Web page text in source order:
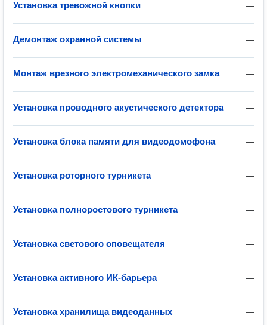
—
Установка тревожной кнопки
—
Демонтаж охранной системы
—
Монтаж врезного электромеханического замка
—
Установка проводного акустического детектора
—
Установка блока памяти для видеодомофона
—
Установка роторного турникета
—
Установка полноростового турникета
—
Установка светового оповещателя
—
Установка активного ИК-барьера
—
Установка хранилища видеоданных